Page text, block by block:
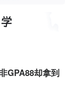
GPA88却拿到